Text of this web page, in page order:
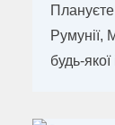
Румунії,
будь-